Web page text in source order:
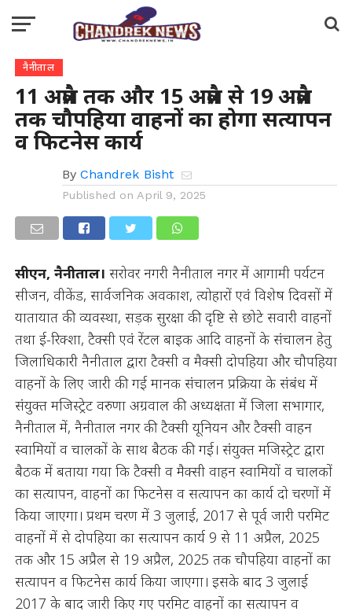
नैनीताल
11 अप्रैल तक और 15 अप्रैल से 19 अप्रैल
तक चौपहिया वाहनों का होगा सत्यापन
व फिटनेस कार्य
By Chandrek Bisht
Published on April 9, 2025
सीएन, नैनीताल। सरोवर नगरी नैनीताल नगर में आगामी पर्यटन
सीजन, वीकेंड, सार्वजनिक अवकाश, त्योहारों एवं विशेष दिवसों में
यातायात की व्यवस्था, सड़क सुरक्षा की दृष्टि से छोटे सवारी वाहनों
तथा ई-रिक्शा, टैक्सी एवं रेंटल बाइक आदि वाहनों के संचालन हेतु
जिलाधिकारी नैनीताल द्वारा टैक्सी व मैक्सी दोपहिया और चौपहिया
वाहनों के लिए जारी की गई मानक संचालन प्रक्रिया के संबंध में
संयुक्त मजिस्ट्रेट वरुणा अग्रवाल की अध्यक्षता में जिला सभागार,
नैनीताल में, नैनीताल नगर की टैक्सी यूनियन और टैक्सी वाहन
स्वामियों व चालकों के साथ बैठक की गई। संयुक्त मजिस्ट्रेट द्वारा
बैठक में बताया गया कि टैक्सी व मैक्सी वाहन स्वामियों व चालकों
का सत्यापन, वाहनों का फिटनेस व सत्यापन का कार्य दो चरणों में
किया जाएगा। प्रथम चरण में 3 जुलाई, 2017 से पूर्व जारी परमिट
वाहनों में से दोपहिया का सत्यापन कार्य 9 से 11 अप्रैल, 2025
तक और 15 अप्रैल से 19 अप्रैल, 2025 तक चौपहिया वाहनों का
सत्यापन व फिटनेस कार्य किया जाएगा। इसके बाद 3 जुलाई
2017 के बाद जारी किए गए परमिट वाहनों का सत्यापन व